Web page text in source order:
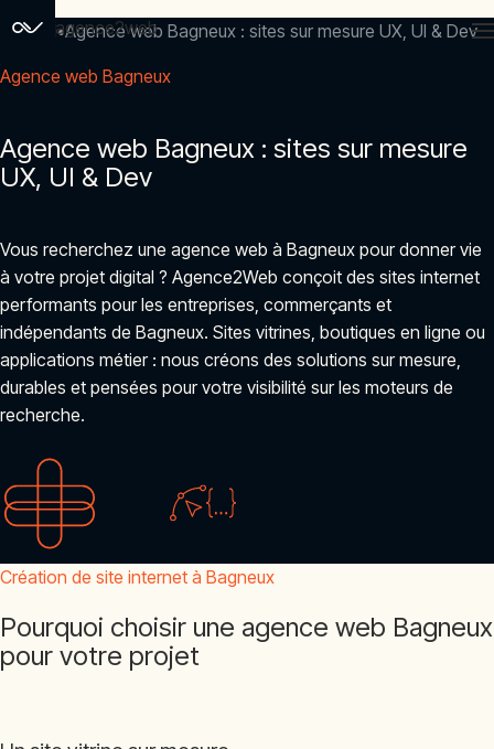
agence2web
Accueil Agence web Bagneux : sites sur mesure UX, UI & Dev
Agence web Bagneux
Agence web Bagneux : sites sur mesure
UX, UI & Dev
Vous recherchez une agence web à Bagneux pour donner vie
à votre projet digital ? Agence2Web conçoit des sites internet
performants pour les entreprises, commerçants et
indépendants de Bagneux. Sites vitrines, boutiques en ligne ou
applications métier : nous créons des solutions sur mesure,
durables et pensées pour votre visibilité sur les moteurs de
recherche.
Création de site internet à Bagneux
Pourquoi choisir une agence web Bagneux
pour votre projet